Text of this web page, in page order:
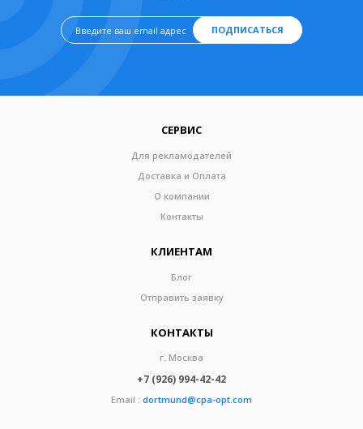
ПОДПИСАТЬСЯ
СЕРВИС
Для рекламодателей
Доставка и Оплата
О компании
Контакты
КЛИЕНТАМ
Блог
Отправить заявку
КОНТАКТЫ
г. Москва
+7 (926) 994-42-42
Email : dortmund@cpa-opt.com